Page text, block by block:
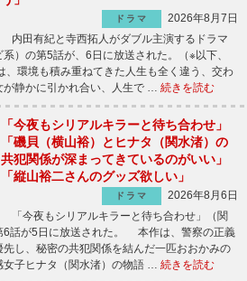
ドラマ
2026年8月7日
内田有紀と寺西拓人がダブル主演するドラマ
）の第5話が、6日に放送された。（※以下、
環境も積み重ねてきた人生も全く違う、交わ
が静かに引かれ合い、人生で … 続きを読む
「今夜もシリアルキラーと待ち合わせ」
「磯貝（横山裕）とヒナタ（関水渚）の
共犯関係が深まってきているのがいい」
「縦山裕二さんのグッズ欲しい」
ドラマ
2026年8月6日
「今夜もシリアルキラーと待ち合わせ」（関
6話が5日に放送された。 本作は、警察の正義
し、秘密の共犯関係を結んだ一匹おおかみの
女子ヒナタ（関水渚）の物語 … 続きを読む